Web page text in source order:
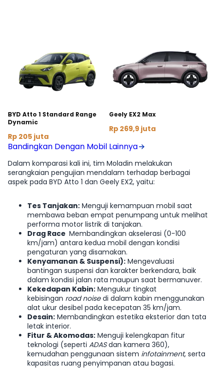
BYD Atto 1 Standard Range
Dynamic
Rp 205 juta
Geely EX2 Max
Rp 269,9 juta
Bandingkan Dengan Mobil Lainnya
Dalam komparasi kali ini, tim Moladin melakukan
serangkaian pengujian mendalam terhadap berbagai
aspek pada BYD Atto 1 dan Geely EX2, yaitu:
Tes Tanjakan: Menguji kemampuan mobil saat
membawa beban empat penumpang untuk melihat
performa motor listrik di tanjakan.
Drag Race Membandingkan akselerasi (0-100
km/jam) antara kedua mobil dengan kondisi
pengaturan yang disamakan.
Kenyamanan & Suspensi): Mengevaluasi
bantingan suspensi dan karakter berkendara, baik
dalam kondisi jalan rata maupun saat bermanuver.
Kekedapan Kabin: Mengukur tingkat
kebisingan road noisedi dalam kabin menggunakan
alat ukur desibel pada kecepatan 35 km/jam.
Desain: Membandingkan estetika eksterior dan tata
letak interior.
Fitur & Akomodas: Menguji kelengkapan fitur
teknologi (seperti ADASdan kamera 360),
kemudahan penggunaan sistem infotainment, serta
kapasitas ruang penyimpanan atau bagasi.